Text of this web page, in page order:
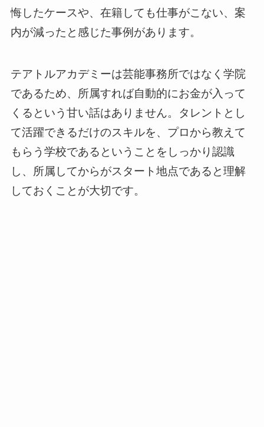
悔したケースや、在籍しても仕事がこない、案
内が減ったと感じた事例があります。
テアトルアカデミーは芸能事務所ではなく学院
であるため、所属すれば自動的にお金が入って
くるという甘い話はありません。タレントとし
て活躍できるだけのスキルを、プロから教えて
もらう学校であるということをしっかり認識
し、所属してからがスタート地点であると理解
しておくことが大切です。